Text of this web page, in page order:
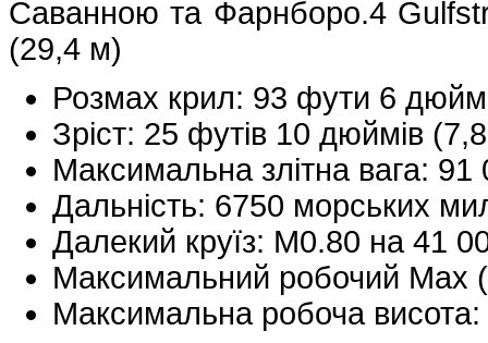
Саванною та Фарнборо.4
(29,4 м)
Розмах крил: 93 фути 6
Зріст: 25 футів 10 дюймів
Максимальна злітна вага: 91
Дальність: 6750 морських
Далекий круїз: M0.80 на 41
Максимальний робочий Мах
Максимальна робоча